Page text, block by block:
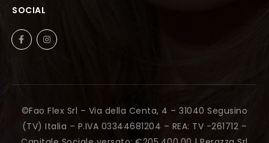
SOCIAL
©Fao Flex Srl – Via della Centa, 4 – 31040 Segusino
(TV) Italia – P.IVA 03344681204 – REA: TV -261712 –